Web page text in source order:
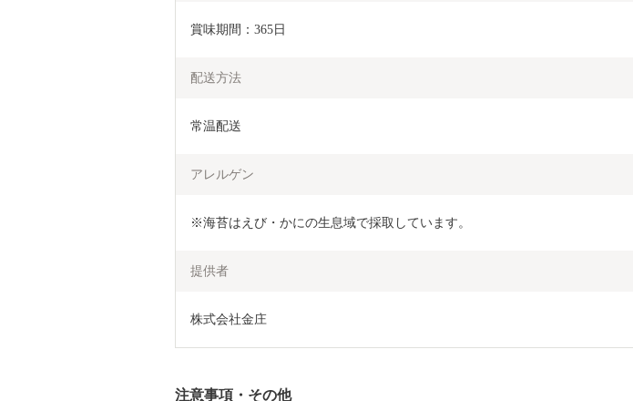
賞味期間：365日
配送方法
常温配送
アレルゲン
提供者
株式会社金庄
注意事項・その他